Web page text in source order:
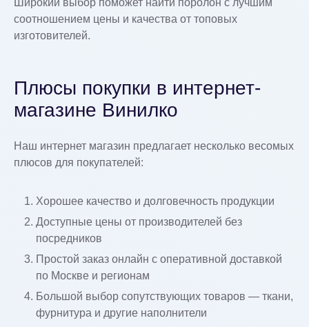
Широкий выбор поможет найти поролон с лучшим
соотношением цены и качества от топовых
изготовителей.
Плюсы покупки в интернет-
магазине Винилко
Наш интернет магазин предлагает несколько весомых
плюсов для покупателей:
Хорошее качество и долговечность продукции
Доступные цены от производителей без
посредников
Простой заказ онлайн с оперативной доставкой
по Москве и регионам
Большой выбор сопутствующих товаров — ткани,
фурнитура и другие наполнители